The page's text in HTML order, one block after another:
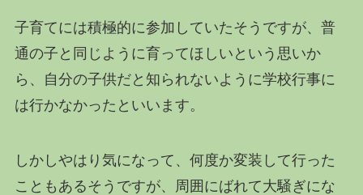
子育てには積極的に参加していたそうですが、普
通の子と同じように育ってほしいという思いか
ら、自分の子供だと知られないように学校行事に
は行かなかったといいます。
しかしやはり気になって、何度か変装して行った
こともあるそうですが、周囲にばれて大騒ぎにな